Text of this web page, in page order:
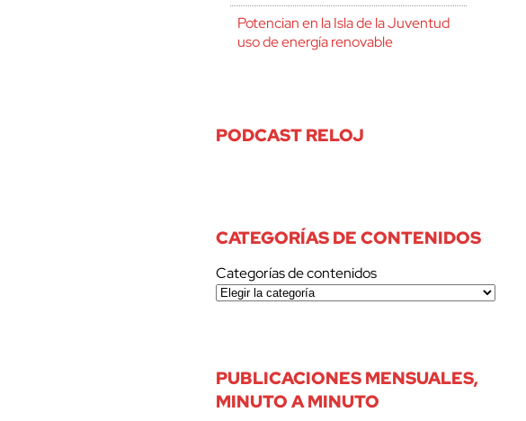
Potencian en la Isla de la Juventud
uso de energía renovable
PODCAST RELOJ
CATEGORÍAS DE CONTENIDOS
Categorías de contenidos
PUBLICACIONES MENSUALES,
MINUTO A MINUTO